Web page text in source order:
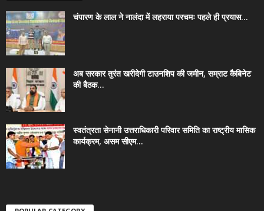
चंपारण के लाल ने नालंदा में लहराया परचमः पहले ही प्रयास...
अब सरकार तुरंत खरीदेगी टाउनशिप की जमीन, सम्राट कैबिनेट
की बैठक...
स्वतंत्रता सेनानी उत्तराधिकारी परिवार समिति का राष्ट्रीय मासिक
कार्यक्रम, असम सीएम...